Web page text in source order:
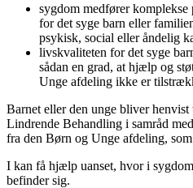
sygdom medfører
for det syge barn eller
psykisk, social eller åndelig
livskvaliteten for det syge
sådan en grad, at hjælp og
Unge afdeling ikke er
Barnet eller den unge bliver
Lindrende Behandling i samråd
fra den Børn og Unge afdeling,
I kan få hjælp uanset, hvor i
befinder sig.